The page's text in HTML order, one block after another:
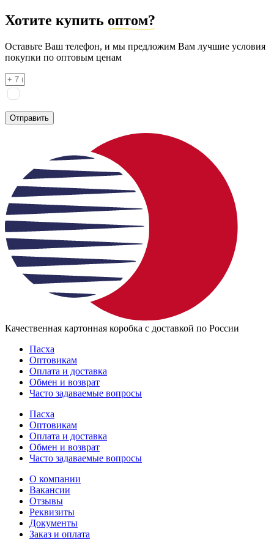
Хотите купить оптом?
Оставьте Ваш телефон, и мы предложим Вам лучшие условия
покупки по оптовым ценам
Отправить
Качественная картонная коробка с доставкой по России
Пасха
Оптовикам
Оплата и доставка
Обмен и возврат
Часто задаваемые вопросы
Пасха
Оптовикам
Оплата и доставка
Обмен и возврат
Часто задаваемые вопросы
О компании
Вакансии
Отзывы
Реквизиты
Документы
Заказ и оплата